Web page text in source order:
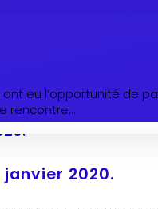
ont eu l’opportunité de
rencontre...
2020.